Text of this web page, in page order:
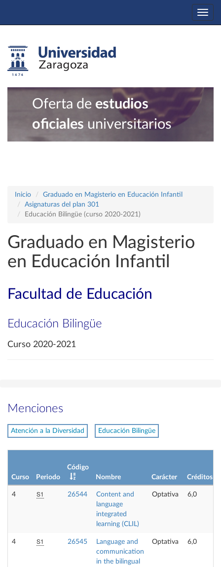
Oferta de estudios
oficiales universitarios
Inicio
Graduado en Magisterio en Educación Infantil
Asignaturas del plan 301
Educación Bilingüe (curso 2020-2021)
Graduado en Magisterio
en Educación Infantil
Facultad de Educación
Educación Bilingüe
Curso 2020-2021
Menciones
Atención a la Diversidad Educación Bilingüe
Curso Periodo
Código
Nombre
Carácter Créditos
4 S1 26544
Content and
language
integrated
learning (CLIL)
Optativa 6,0
4 S1 26545
Language and
communication
in the bilingual
Optativa 6,0